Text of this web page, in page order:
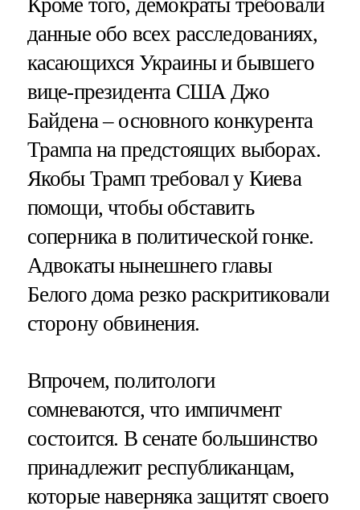
данные обо всех расследованиях,
касающихся Украины и бывшего
вице-президента США Джо
Байдена – основного конкурента
Трампа на предстоящих выборах.
Якобы Трамп требовал у Киева
помощи, чтобы обставить
соперника в политической гонке.
Адвокаты нынешнего главы
Белого дома резко раскритиковали
сторону обвинения.
Впрочем, политологи
сомневаются, что импичмент
состоится. В сенате большинство
принадлежит республиканцам,
которые наверняка защитят своего